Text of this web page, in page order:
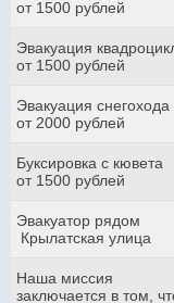
от 1500 рублей
Эвакуация
от 1500 рублей
Эвакуация снегохода
от 2000 рублей
Буксировка с кювета
от 1500 рублей
Эвакуатор рядом
Крылатская улица
Наша миссия
заключается в том,